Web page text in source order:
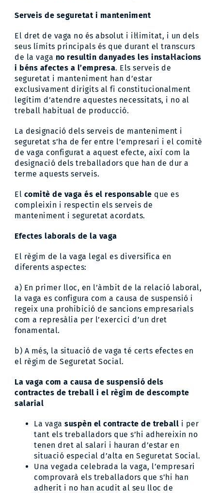
Serveis de seguretat i manteniment
El dret de vaga no és absolut i il·limitat, i un dels
seus límits principals és que durant el transcurs
de la vaga no resultin danyades les instal·lacions
i béns afectes a l’empresa. Els serveis de
seguretat i manteniment han d’estar
exclusivament dirigits al fi constitucionalment
legítim d’atendre aquestes necessitats, i no al
treball habitual de producció.
La designació dels serveis de manteniment i
seguretat s’ha de fer entre l’empresari i el comitè
de vaga configurat a aquest efecte, així com la
designació dels treballadors que han de dur a
terme aquests serveis.
El comitè de vaga és el responsable que es
compleixin i respectin els serveis de
manteniment i seguretat acordats.
Efectes laborals de la vaga
El règim de la vaga legal es diversifica en
diferents aspectes:
a) En primer lloc, en l’àmbit de la relació laboral,
la vaga es configura com a causa de suspensió i
regeix una prohibició de sancions empresarials
com a represàlia per l’exercici d’un dret
fonamental.
b) A més, la situació de vaga té certs efectes en
el règim de Seguretat Social.
La vaga com a causa de suspensió dels
contractes de treball i el règim de descompte
salarial
La vaga suspèn el contracte de treball i per
tant els treballadors que s’hi adhereixin no
tenen dret al salari i hauran d’estar en
situació especial d’alta en Seguretat Social.
Una vegada celebrada la vaga, l’empresari
comprovarà els treballadors que s’hi han
adherit i no han acudit al seu lloc de